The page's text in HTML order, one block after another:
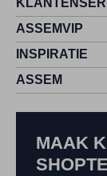
ASSEMVIP
INSPIRATIE
ASSEM
MAAK